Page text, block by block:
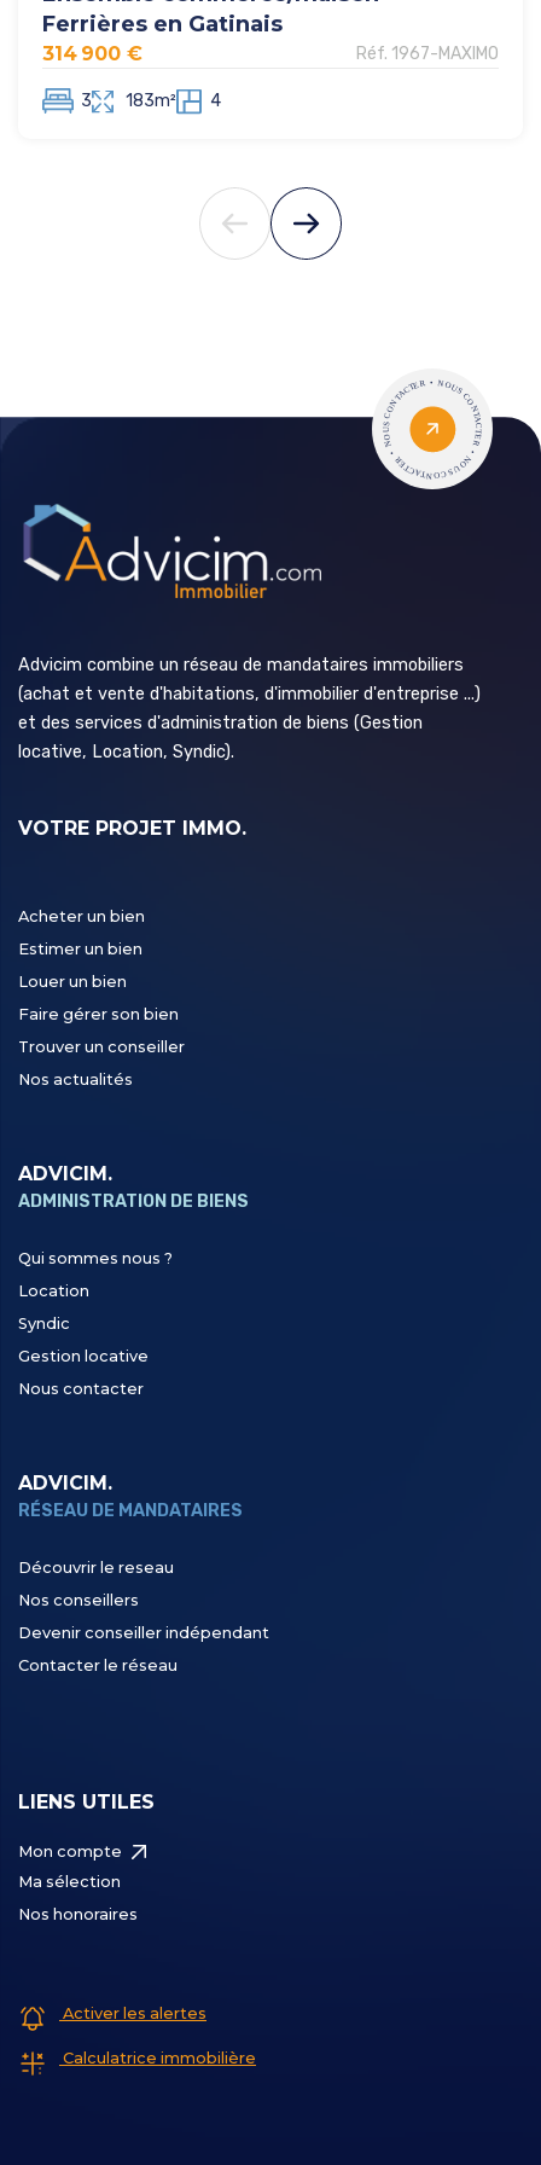
Réf. 1967-MAXIMO
Ferrières en Gatinais
3 183m² 4
314 900 €
Advicim combine un réseau de mandataires immobiliers
(achat et vente d'habitations, d'immobilier d'entreprise ...)
et des services d'administration de biens (Gestion
locative, Location, Syndic).
VOTRE PROJET IMMO.
Acheter un bien
Estimer un bien
Louer un bien
Faire gérer son bien
Trouver un conseiller
Nos actualités
ADVICIM.
ADMINISTRATION DE BIENS
Qui sommes nous ?
Location
Syndic
Gestion locative
Nous contacter
ADVICIM.
RÉSEAU DE MANDATAIRES
Découvrir le reseau
Nos conseillers
Devenir conseiller indépendant
Contacter le réseau
LIENS UTILES
Mon compte
Ma sélection
Nos honoraires
Activer les alertes
Calculatrice immobilière